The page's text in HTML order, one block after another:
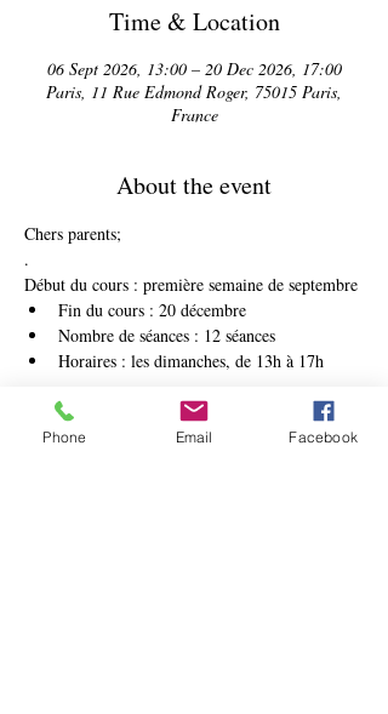
Time & Location
06 Sept 2026, 13:00 – 20 Dec 2026, 17:00
Paris, 11 Rue Edmond Roger, 75015 Paris,
France
About the event
Chers parents;
.
Début du cours : première semaine de septembre
Fin du cours : 20 décembre
Nombre de séances : 12 séances
Horaires : les dimanches, de 13h à 17h
Show More
Phone Email Facebook